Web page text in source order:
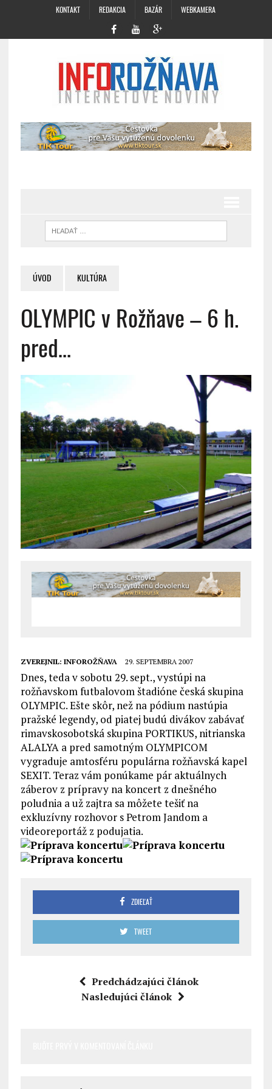
KONTAKT REDAKCIA BAZÁR WEBKAMERA
ÚVOD KULTÚRA
OLYMPIC v Rožňave – 6 h.
pred…
ZVEREJNIL: INFOROŽŇAVA 29. SEPTEMBRA 2007
Dnes, teda v sobotu 29. sept., vystúpi na
rožňavskom futbalovom štadióne česká skupina
OLYMPIC. Ešte skôr, než na pódium nastúpia
pražské legendy, od piatej budú divákov zabávať
rimavskosobotská skupina PORTIKUS, nitrianska
ALALYA a pred samotným OLYMPICOM
vygraduje amtosféru populárna rožňavská kapel
SEXIT. Teraz vám ponúkame pár aktuálnych
záberov z prípravy na koncert z dnešného
poludnia a už zajtra sa môžete tešiť na
exkluzívny rozhovor s Petrom Jandom a
videoreportáž z podujatia.
ZDIEĽAŤ
TWEET
Predchádzajúci článok
Nasledujúci článok